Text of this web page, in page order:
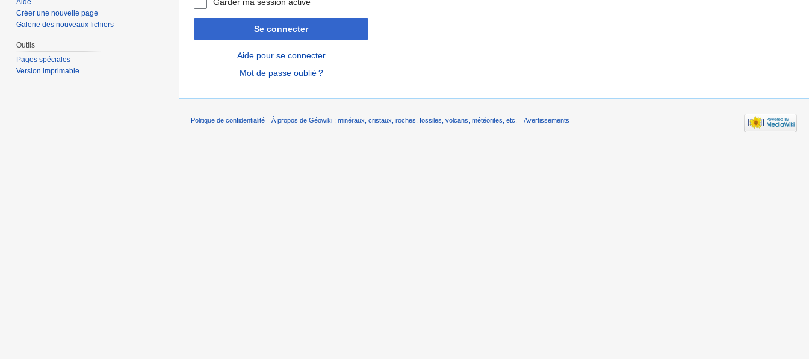
Garder ma session active
Se connecter
Aide pour se connecter
Mot de passe oublié ?
Créer une nouvelle page
Galerie des nouveaux fichiers
Outils
Pages spéciales
Version imprimable
Politique de confidentialité À propos de Géowiki : minéraux, cristaux, roches, fossiles, volcans, météorites, etc. Avertissements